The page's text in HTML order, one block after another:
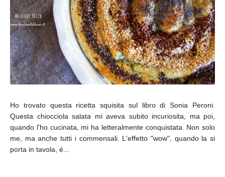
Ho trovato questa ricetta squisita sul libro di Sonia Peroni.
Questa chiocciola salata mi aveva subito incuriosita, ma poi,
quando l'ho cucinata, mi ha letteralmente conquistata. Non solo
me, ma anche tutti i commensali. L'effetto "wow", quando la si
porta in tavola, è...